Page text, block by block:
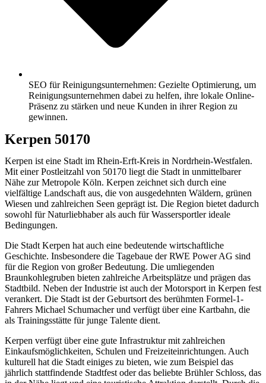
SEO für Reinigungsunternehmen: Gezielte Optimierung, um
Reinigungsunternehmen dabei zu helfen, ihre lokale Online-
Präsenz zu stärken und neue Kunden in ihrer Region zu
gewinnen.
Kerpen 50170
Kerpen ist eine Stadt im Rhein-Erft-Kreis in Nordrhein-Westfalen.
Mit einer Postleitzahl von 50170 liegt die Stadt in unmittelbarer
Nähe zur Metropole Köln. Kerpen zeichnet sich durch eine
vielfältige Landschaft aus, die von ausgedehnten Wäldern, grünen
Wiesen und zahlreichen Seen geprägt ist. Die Region bietet dadurch
sowohl für Naturliebhaber als auch für Wassersportler ideale
Bedingungen.
Die Stadt Kerpen hat auch eine bedeutende wirtschaftliche
Geschichte. Insbesondere die Tagebaue der RWE Power AG sind
für die Region von großer Bedeutung. Die umliegenden
Braunkohlegruben bieten zahlreiche Arbeitsplätze und prägen das
Stadtbild. Neben der Industrie ist auch der Motorsport in Kerpen fest
verankert. Die Stadt ist der Geburtsort des berühmten Formel-1-
Fahrers Michael Schumacher und verfügt über eine Kartbahn, die
als Trainingsstätte für junge Talente dient.
Kerpen verfügt über eine gute Infrastruktur mit zahlreichen
Einkaufsmöglichkeiten, Schulen und Freizeiteinrichtungen. Auch
kulturell hat die Stadt einiges zu bieten, wie zum Beispiel das
jährlich stattfindende Stadtfest oder das beliebte Brühler Schloss, das